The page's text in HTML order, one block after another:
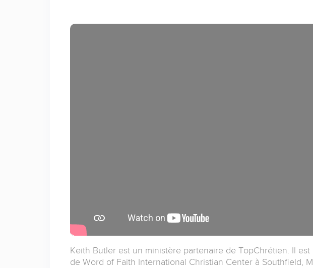
Keith Butler est un ministère partenaire de TopChrétien. Il
de Word of Faith International Christian Center à Southfield,